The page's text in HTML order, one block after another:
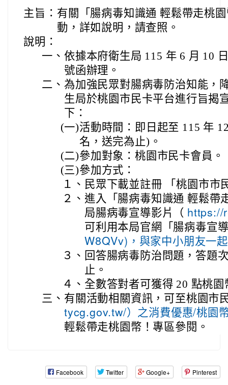
主旨： 有關「腸病毒知識通 輕鬆帶走桃
動，詳如說明，請查照。
說明：
一、 依據本府衛生局 115 年 6 月 10
號函辦理。
二、 為加強民眾對腸病毒防治知能，
生局於桃園市民卡平台進行旨揭
下：
(一)活動時間：即日起至 115 年
名，送完為止)。
(二)參加對象：桃園市民卡會員。
(三)參加方式：
１、 民眾下載並註冊 「桃園市市
２、 進入「腸病毒知識通 輕鬆帶
局腸病毒宣導影片（ https://
可利用本局官網「腸病毒宣
W8QVv)，與家中小朋友一
３、 回答腸病毒防治問題，答題
止。
４、 全數答對者可獲得 20 點桃園
三、 有關活動相關資訊，可至桃園市
tycg.gov.tw/）之消費優惠/桃園
輕鬆帶走桃園幣！專區參閱。
Facebook Twitter Google+ Pinterest